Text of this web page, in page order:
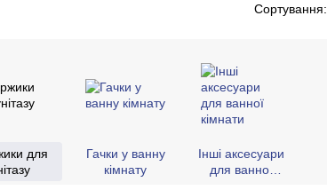
Сортування:
для
Гачки у ванну
кімнату
Інші аксесуари
для ванної